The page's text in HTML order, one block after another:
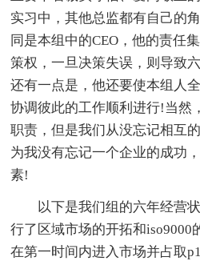
实习中，其他总监都有自己的
同是本组中的CEO，他的责任
策权，一旦决策失误，则导致
还有一点是，他还要使本组人
协调彼此的工作顺利进行!当然
职责，但是我们从没忘记相互
为我没有忘记一个企业的成功
素!
以下是我们组的六年经营状
行了区域市场的开拓和iso9000
在第一时间内进入市场并占取